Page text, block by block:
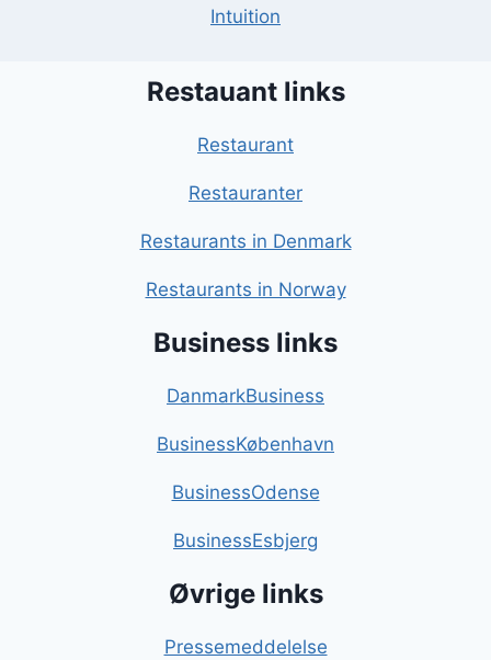
Intuition
Restauant links
Restaurant
Restauranter
Restaurants in Denmark
Restaurants in Norway
Business links
DanmarkBusiness
BusinessKøbenhavn
BusinessOdense
BusinessEsbjerg
Øvrige links
Pressemeddelelse